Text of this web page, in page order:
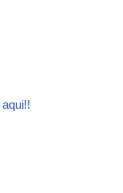
aqui!!